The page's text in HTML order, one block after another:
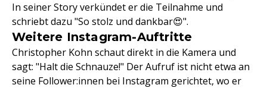
In seiner Story verkündet er die Teilnahme und
schriebt dazu "So stolz und dankbar😍".
Weitere Instagram-Auftritte
Christopher Kohn schaut direkt in die Kamera und
sagt: "Halt die Schnauze!" Der Aufruf ist nicht etwa an
seine Follower:innen bei Instagram gerichtet, wo er